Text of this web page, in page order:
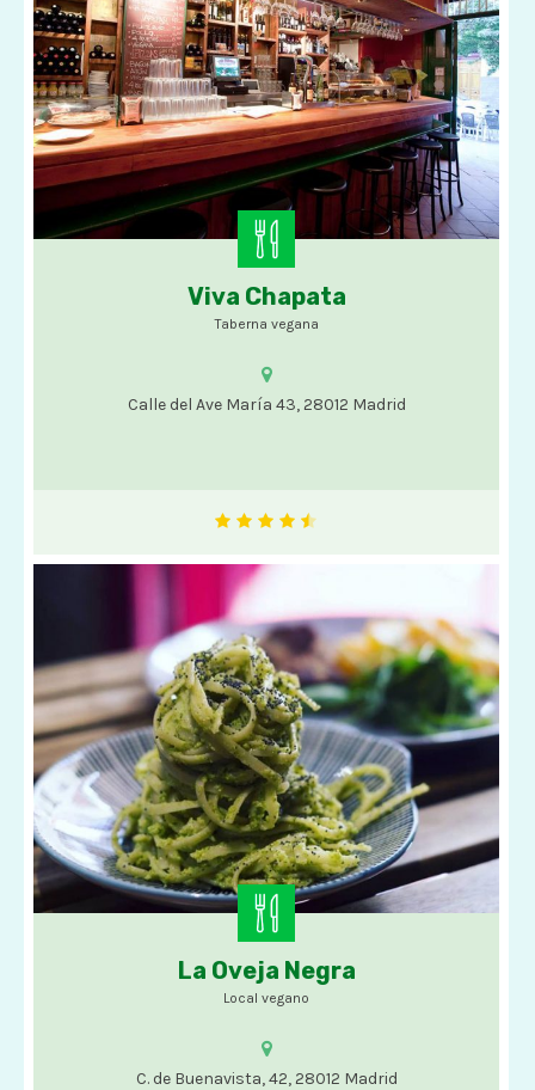
Opciones veganas
Viva Chapata
Taberna vegana
Calle del Ave María 43, 28012 Madrid
Comida vegana
La Oveja Negra
Local vegano
C. de Buenavista, 42, 28012 Madrid